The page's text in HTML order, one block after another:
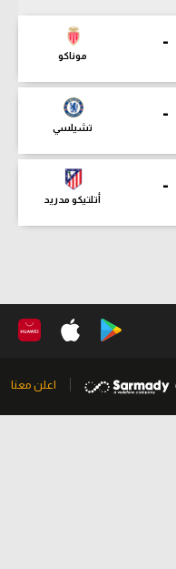
-
موناكو
-
تشيلسي
-
أتلتيكو مدريد
اعلن معنا